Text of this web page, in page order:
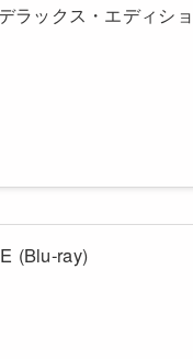
ラックス・エディシ
(Blu-ray)